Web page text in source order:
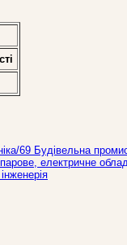
69 Будівельна
електричне